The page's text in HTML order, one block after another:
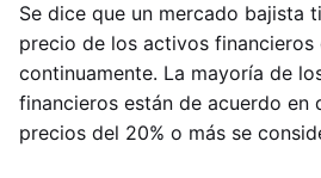
Se dice que un mercado bajista
precio de los activos financieros
continuamente. La mayoría de
financieros están de acuerdo en
precios del 20% o más se